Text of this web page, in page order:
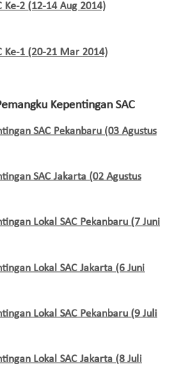
Ke-2 (12-14 Aug 2014)
Ke-1 (20-21 Mar 2014)
Kepentingan SAC
SAC Pekanbaru (03 Agustus
SAC Jakarta (02 Agustus
Lokal SAC Pekanbaru (7 Juni
Lokal SAC Jakarta (6 Juni
Lokal SAC Pekanbaru (9 Juli
Lokal SAC Jakarta (8 Juli